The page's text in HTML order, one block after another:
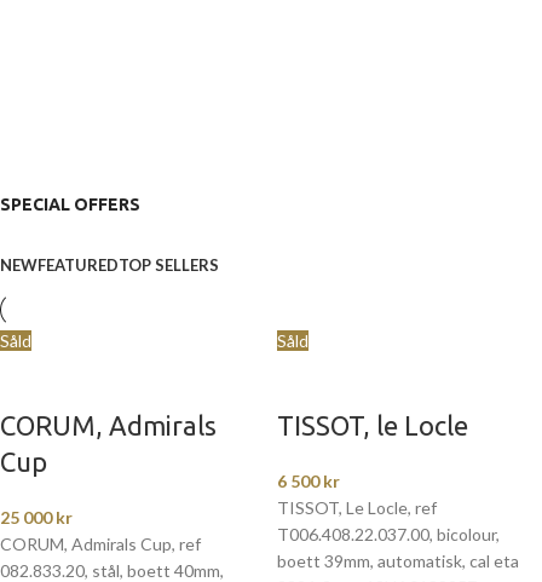
SPECIAL OFFERS
NEWFEATUREDTOP SELLERS
Såld
CORUM, Admirals
Cup
25 000kr
CORUM, Admirals Cup, ref
082.833.20, stål, boett 40mm,
Såld
TISSOT, le Locle
6 500kr
TISSOT, Le Locle, ref
T006.408.22.037.00, bicolour,
boett 39mm, automatisk, cal eta